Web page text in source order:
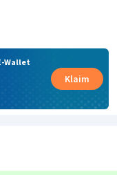
Wallet
Klaim